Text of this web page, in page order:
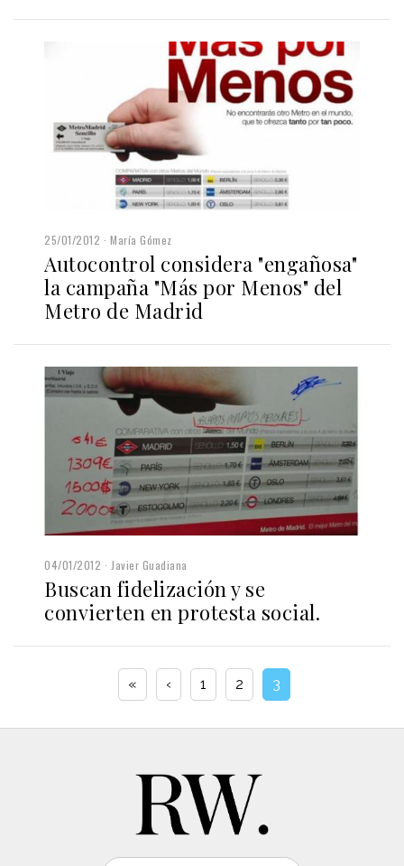
25/01/2012 María Gómez
Autocontrol considera "engañosa"
la campaña "Más por Menos" del
Metro de Madrid
04/01/2012 Javier Guadiana
Buscan fidelización y se
convierten en protesta social.
« ‹ 1 2 3